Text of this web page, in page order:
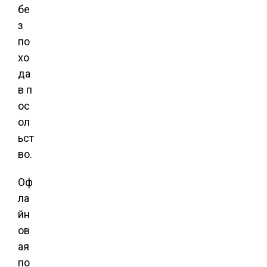
бе
з
по
хо
да
в п
ос
ол
ьст
во.
Оф
ла
йн
ов
ая
по